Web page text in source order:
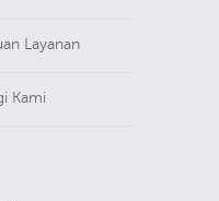
Layanan
Kami